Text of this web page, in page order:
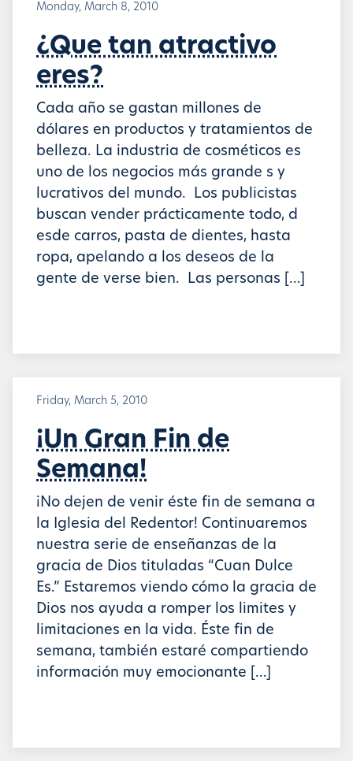
Monday, March 8, 2010
¿Que tan atractivo
eres?
Cada año se gastan millones de
dólares en productos y tratamientos de
belleza. La industria de cosméticos es
uno de los negocios más grande s y
lucrativos del mundo. Los publicistas
buscan vender prácticamente todo, d
esde carros, pasta de dientes, hasta
ropa, apelando a los deseos de la
gente de verse bien. Las personas […]
Friday, March 5, 2010
¡Un Gran Fin de
Semana!
¡No dejen de venir éste fin de semana a
la Iglesia del Redentor! Continuaremos
nuestra serie de enseñanzas de la
gracia de Dios tituladas “Cuan Dulce
Es.” Estaremos viendo cómo la gracia de
Dios nos ayuda a romper los limites y
limitaciones en la vida. Éste fin de
semana, también estaré compartiendo
información muy emocionante […]